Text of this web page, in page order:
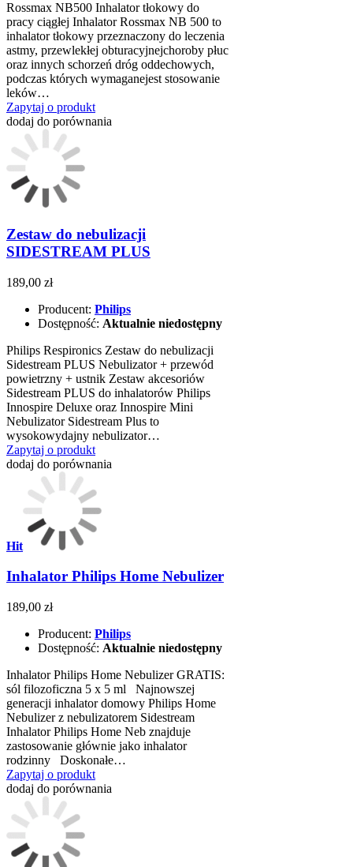
Rossmax NB500 Inhalator tłokowy do
pracy ciągłej Inhalator Rossmax NB 500 to
inhalator tłokowy przeznaczony do leczenia
astmy, przewlekłej obturacyjnejchoroby płuc
oraz innych schorzeń dróg oddechowych,
podczas których wymaganejest stosowanie
leków…
Zapytaj o produkt
dodaj do porównania
Zestaw do nebulizacji
SIDESTREAM PLUS
189,00 zł
Producent: Philips
Dostępność: Aktualnie niedostępny
Philips Respironics Zestaw do nebulizacji
Sidestream PLUS Nebulizator + przewód
powietrzny + ustnik Zestaw akcesoriów
Sidestream PLUS do inhalatorów Philips
Innospire Deluxe oraz Innospire Mini
Nebulizator Sidestream Plus to
wysokowydajny nebulizator…
Zapytaj o produkt
dodaj do porównania
Hit
Inhalator Philips Home Nebulizer
189,00 zł
Producent: Philips
Dostępność: Aktualnie niedostępny
Inhalator Philips Home Nebulizer GRATIS:
sól filozoficzna 5 x 5 ml Najnowszej
generacji inhalator domowy Philips Home
Nebulizer z nebulizatorem Sidestream
Inhalator Philips Home Neb znajduje
zastosowanie głównie jako inhalator
rodzinny Doskonałe…
Zapytaj o produkt
dodaj do porównania